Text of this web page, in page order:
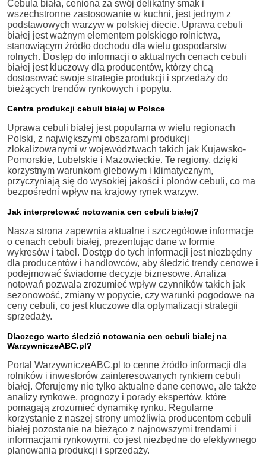
Cebula biała, ceniona za swój delikatny smak i
wszechstronne zastosowanie w kuchni, jest jednym z
podstawowych warzyw w polskiej diecie. Uprawa cebuli
białej jest ważnym elementem polskiego rolnictwa,
stanowiącym źródło dochodu dla wielu gospodarstw
rolnych. Dostęp do informacji o aktualnych cenach cebuli
białej jest kluczowy dla producentów, którzy chcą
dostosować swoje strategie produkcji i sprzedaży do
bieżących trendów rynkowych i popytu.
Centra produkcji cebuli białej w Polsce
Uprawa cebuli białej jest popularna w wielu regionach
Polski, z największymi obszarami produkcji
zlokalizowanymi w województwach takich jak Kujawsko-
Pomorskie, Lubelskie i Mazowieckie. Te regiony, dzięki
korzystnym warunkom glebowym i klimatycznym,
przyczyniają się do wysokiej jakości i plonów cebuli, co ma
bezpośredni wpływ na krajowy rynek warzyw.
Jak interpretować notowania cen cebuli białej?
Nasza strona zapewnia aktualne i szczegółowe informacje
o cenach cebuli białej, prezentując dane w formie
wykresów i tabel. Dostęp do tych informacji jest niezbędny
dla producentów i handlowców, aby śledzić trendy cenowe i
podejmować świadome decyzje biznesowe. Analiza
notowań pozwala zrozumieć wpływ czynników takich jak
sezonowość, zmiany w popycie, czy warunki pogodowe na
ceny cebuli, co jest kluczowe dla optymalizacji strategii
sprzedaży.
Dlaczego warto śledzić notowania cen cebuli białej na
WarzywniczeABC.pl?
Portal WarzywniczeABC.pl to cenne źródło informacji dla
rolników i inwestorów zainteresowanych rynkiem cebuli
białej. Oferujemy nie tylko aktualne dane cenowe, ale także
analizy rynkowe, prognozy i porady ekspertów, które
pomagają zrozumieć dynamikę rynku. Regularne
korzystanie z naszej strony umożliwia producentom cebuli
białej pozostanie na bieżąco z najnowszymi trendami i
informacjami rynkowymi, co jest niezbędne do efektywnego
planowania produkcji i sprzedaży.